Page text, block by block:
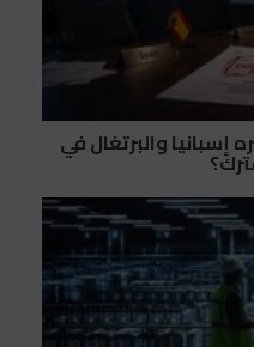
تخسره إسبانيا والبرتغال في